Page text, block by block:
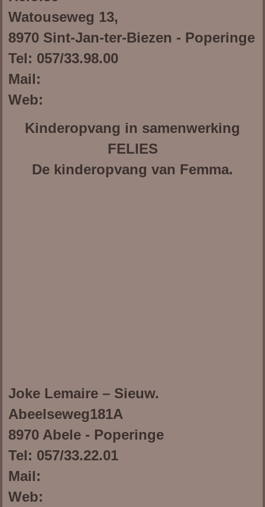
Watouseweg 13,
8970 Sint-Jan-ter-Biezen - Poperinge
Tel: 057/33.98.00
Mail:
Web:
Kinderopvang in samenwerking
FELIES
De kinderopvang van Femma.
Joke Lemaire – Sieuw.
Abeelseweg181A
8970 Abele - Poperinge
Tel: 057/33.22.01
Mail:
Web: